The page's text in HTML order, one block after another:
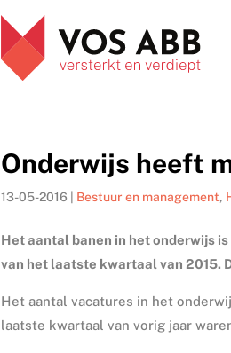
Onderwijs heeft
13-05-2016 Bestuur en management,
Het aantal banen in het onderwijs
van het laatste kwartaal van 2015.
Het aantal vacatures in het
laatste kwartaal van vorig jaar